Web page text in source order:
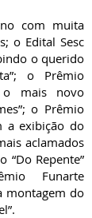
com muita
o Edital Sesc
o querido
o Prêmio
o mais novo
o Prêmio
a exibição do
aclamados
“Do Repente”
Funarte
montagem do